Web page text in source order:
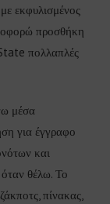
εκφυλισμένος
προσθήκη
πολλαπλές
μέσα
για έγγραφο
και
θέλω. Το
πίνακας,